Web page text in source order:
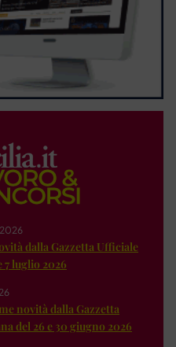
dalla Gazzetta Ufficiale
7 luglio 2026
novità dalla Gazzetta
del 26 e 30 giugno 2026